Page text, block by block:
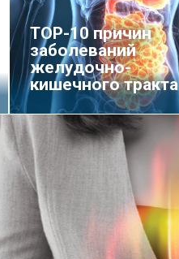
TOP-10 причин
заболеваний
желудочно-
кишечного тракта